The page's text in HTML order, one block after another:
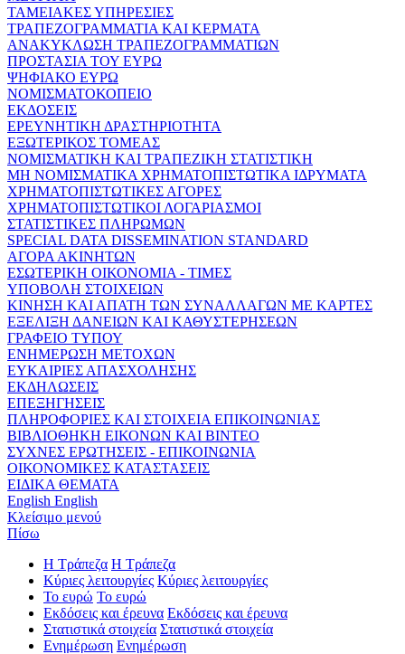
ΤΑΜΕΙΑΚΕΣ ΥΠΗΡΕΣΙΕΣ
ΤΡΑΠΕΖΟΓΡΑΜΜΑΤΙΑ ΚΑΙ ΚΕΡΜΑΤΑ
ΑΝΑΚΥΚΛΩΣΗ ΤΡΑΠΕΖΟΓΡΑΜΜΑΤΙΩΝ
ΠΡΟΣΤΑΣΙΑ ΤΟΥ ΕΥΡΩ
ΨΗΦΙΑΚΟ ΕΥΡΩ
ΝΟΜΙΣΜΑΤΟΚΟΠΕΙΟ
ΕΚΔΟΣΕΙΣ
ΕΡΕΥΝΗΤΙΚΗ ΔΡΑΣΤΗΡΙΟΤΗΤΑ
ΕΞΩΤΕΡΙΚΟΣ ΤΟΜΕΑΣ
ΝΟΜΙΣΜΑΤΙΚΗ ΚΑΙ ΤΡΑΠΕΖΙΚΗ ΣΤΑΤΙΣΤΙΚΗ
ΜΗ ΝΟΜΙΣΜΑΤΙΚΑ ΧΡΗΜΑΤΟΠΙΣΤΩΤΙΚΑ ΙΔΡΥΜΑΤΑ
ΧΡΗΜΑΤΟΠΙΣΤΩΤΙΚΕΣ ΑΓΟΡΕΣ
ΧΡΗΜΑΤΟΠΙΣΤΩΤΙΚΟΙ ΛΟΓΑΡΙΑΣΜΟΙ
ΣΤΑΤΙΣΤΙΚΕΣ ΠΛΗΡΩΜΩΝ
SPECIAL DATA DISSEMINATION STANDARD
ΑΓΟΡΑ ΑΚΙΝΗΤΩΝ
ΕΣΩΤΕΡΙΚΗ ΟΙΚΟΝΟΜΙΑ - ΤΙΜΕΣ
ΥΠΟΒΟΛΗ ΣΤΟΙΧΕΙΩΝ
ΚΙΝΗΣΗ ΚΑΙ ΑΠΑΤΗ ΤΩΝ ΣΥΝΑΛΛΑΓΩΝ ΜΕ ΚΑΡΤΕΣ
ΕΞΕΛΙΞΗ ΔΑΝΕΙΩΝ ΚΑΙ ΚΑΘΥΣΤΕΡΗΣΕΩΝ
ΓΡΑΦΕΙΟ ΤΥΠΟΥ
ΕΝΗΜΕΡΩΣΗ ΜΕΤΟΧΩΝ
ΕΥΚΑΙΡΙΕΣ ΑΠΑΣΧΟΛΗΣΗΣ
ΕΚΔΗΛΩΣΕΙΣ
ΕΠΕΞΗΓΗΣΕΙΣ
ΠΛΗΡΟΦΟΡΙΕΣ ΚΑΙ ΣΤΟΙΧΕΙΑ ΕΠΙΚΟΙΝΩΝΙΑΣ
ΒΙΒΛΙΟΘΗΚΗ ΕΙΚΟΝΩΝ ΚΑΙ ΒΙΝΤΕΟ
ΣΥΧΝΕΣ ΕΡΩΤΗΣΕΙΣ - ΕΠΙΚΟΙΝΩΝΙΑ
ΟΙΚΟΝΟΜΙΚΕΣ ΚΑΤΑΣΤΑΣΕΙΣ
ΕΙΔΙΚΑ ΘΕΜΑΤΑ
English English
Κλείσιμο μενού
Πίσω
Η Τράπεζα Η Τράπεζα
Κύριες λειτουργίες Κύριες λειτουργίες
Το ευρώ Το ευρώ
Εκδόσεις και έρευνα Εκδόσεις και έρευνα
Στατιστικά στοιχεία Στατιστικά στοιχεία
Ενημέρωση Ενημέρωση